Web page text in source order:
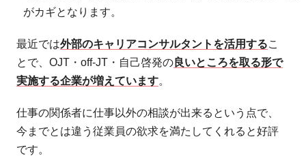
がカギとなります。
最近では外部のキャリアコンサルタントを活用するこ
とで、OJT・off-JT・自己啓発の 良いところを取る形で
実施する企業が増えています。
仕事の関係者に仕事以外の相談が出来るという点で、
今までとは違う従業員の欲求を満たしてくれると好評
です。